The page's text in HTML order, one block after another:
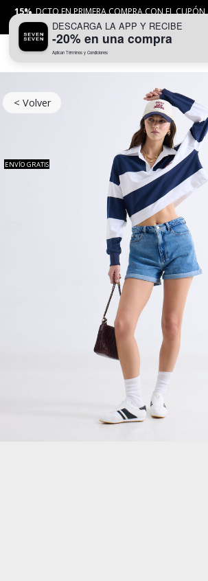
15% DCTO EN PRIMERA COMPRA CON EL CUPÓN
APLICANTYC
< Volver
ENVÍO GRATIS
DESCARGA LA APP Y RECIBE
-20% en una compra
Aplican Términos y Condiciones